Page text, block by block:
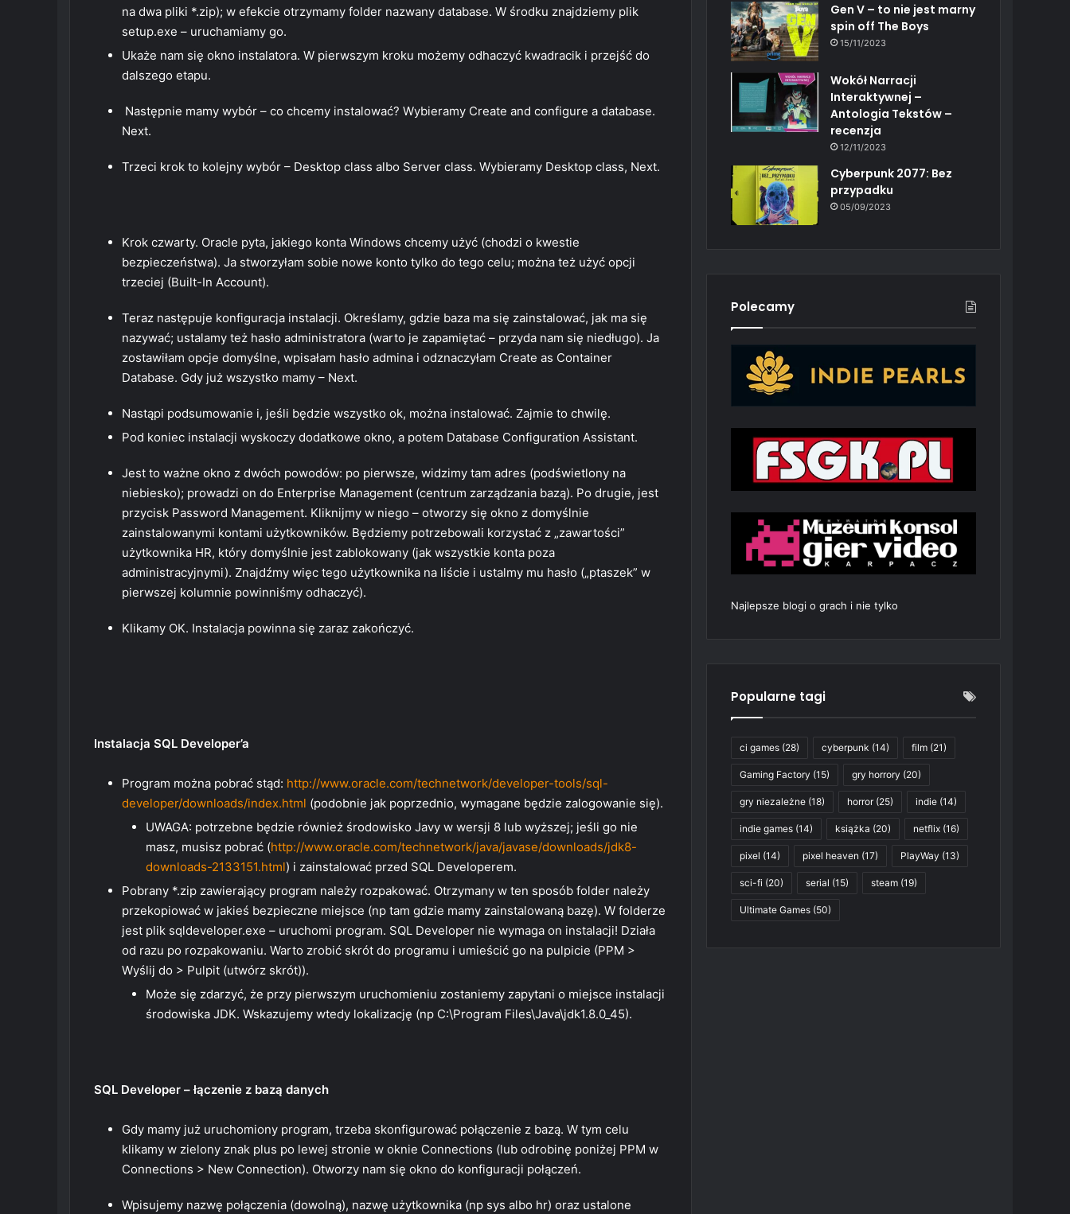
na dwa pliki *.zip); w efekcie otrzymamy folder nazwany database. W środku znajdziemy plik
setup.exe – uruchamiamy go.
Ukaże nam się okno instalatora. W pierwszym kroku możemy odhaczyć kwadracik i przejść do
dalszego etapu.
Następnie mamy wybór – co chcemy instalować? Wybieramy Create and configure a database.
Next.
Trzeci krok to kolejny wybór – Desktop class albo Server class. Wybieramy Desktop class, Next.
Krok czwarty. Oracle pyta, jakiego konta Windows chcemy użyć (chodzi o kwestie
bezpieczeństwa). Ja stworzyłam sobie nowe konto tylko do tego celu; można też użyć opcji
trzeciej (Built-In Account).
Teraz następuje konfiguracja instalacji. Określamy, gdzie baza ma się zainstalować, jak ma się
nazywać; ustalamy też hasło administratora (warto je zapamiętać – przyda nam się niedługo). Ja
zostawiłam opcje domyślne, wpisałam hasło admina i odznaczyłam Create as Container
Database. Gdy już wszystko mamy – Next.
Nastąpi podsumowanie i, jeśli będzie wszystko ok, można instalować. Zajmie to chwilę.
Pod koniec instalacji wyskoczy dodatkowe okno, a potem Database Configuration Assistant.
Jest to ważne okno z dwóch powodów: po pierwsze, widzimy tam adres (podświetlony na
niebiesko); prowadzi on do Enterprise Management (centrum zarządzania bazą). Po drugie, jest
przycisk Password Management. Kliknijmy w niego – otworzy się okno z domyślnie
zainstalowanymi kontami użytkowników. Będziemy potrzebowali korzystać z „zawartości”
użytkownika HR, który domyślnie jest zablokowany (jak wszystkie konta poza
administracyjnymi). Znajdźmy więc tego użytkownika na liście i ustalmy mu hasło („ptaszek” w
pierwszej kolumnie powinniśmy odhaczyć).
Klikamy OK. Instalacja powinna się zaraz zakończyć.
Instalacja SQL Developer’a
Program można pobrać stąd: http://www.oracle.com/technetwork/developer-tools/sql-
developer/downloads/index.html (podobnie jak poprzednio, wymagane będzie zalogowanie się).
UWAGA: potrzebne będzie również środowisko Javy w wersji 8 lub wyższej; jeśli go nie
masz, musisz pobrać (http://www.oracle.com/technetwork/java/javase/downloads/jdk8-
downloads-2133151.html) i zainstalować przed SQL Developerem.
Pobrany *.zip zawierający program należy rozpakować. Otrzymany w ten sposób folder należy
przekopiować w jakieś bezpieczne miejsce (np tam gdzie mamy zainstalowaną bazę). W folderze
jest plik sqldeveloper.exe – uruchomi program. SQL Developer nie wymaga on instalacji! Działa
od razu po rozpakowaniu. Warto zrobić skrót do programu i umieścić go na pulpicie (PPM >
Wyślij do > Pulpit (utwórz skrót)).
Może się zdarzyć, że przy pierwszym uruchomieniu zostaniemy zapytani o miejsce instalacji
środowiska JDK. Wskazujemy wtedy lokalizację (np C:\Program Files\Java\jdk1.8.0_45).
SQL Developer – łączenie z bazą danych
Gdy mamy już uruchomiony program, trzeba skonfigurować połączenie z bazą. W tym celu
klikamy w zielony znak plus po lewej stronie w oknie Connections (lub odrobinę poniżej PPM w
Connections > New Connection). Otworzy nam się okno do konfiguracji połączeń.
Wpisujemy nazwę połączenia (dowolną), nazwę użytkownika (np sys albo hr) oraz ustalone
Gen V – to nie jest marny
spin off The Boys
15/11/2023
Wokół Narracji
Interaktywnej –
Antologia Tekstów –
recenzja
12/11/2023
Cyberpunk 2077: Bez
przypadku
05/09/2023
Polecamy
Najlepsze blogi o grach i nie tylko
Popularne tagi
ci games (28) cyberpunk (14) film (21)
Gaming Factory (15) gry horrory (20)
gry niezależne (18) horror(25) indie (14)
indie games (14) książka (20) netflix (16)
pixel (14) pixel heaven (17) PlayWay (13)
sci-fi (20) serial (15) steam (19)
Ultimate Games (50)